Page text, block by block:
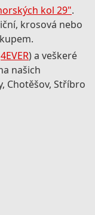
kol 29".
krosová nebo
4EVER) a veškeré
našich
Chotěšov, Stříbro